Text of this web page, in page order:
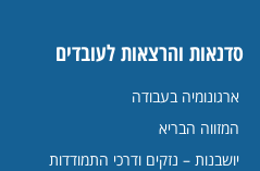
סדנאות והרצאות לעובדים
ארגונומיה בעבודה
המזווה הבריא
יושבנות – נזקים ודרכי התמודדות